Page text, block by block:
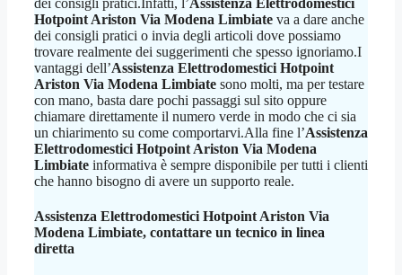
dei consigli pratici.Infatti, l’Assistenza Elettrodomestici
Hotpoint Ariston Via Modena Limbiate va a dare anche
dei consigli pratici o invia degli articoli dove possiamo
trovare realmente dei suggerimenti che spesso ignoriamo.I
vantaggi dell’Assistenza Elettrodomestici Hotpoint
Ariston Via Modena Limbiate sono molti, ma per testare
con mano, basta dare pochi passaggi sul sito oppure
chiamare direttamente il numero verde in modo che ci sia
un chiarimento su come comportarvi.Alla fine l’Assistenza
Elettrodomestici Hotpoint Ariston Via Modena
Limbiate informativa è sempre disponibile per tutti i clienti
che hanno bisogno di avere un supporto reale.
Assistenza Elettrodomestici Hotpoint Ariston Via
Modena Limbiate, contattare un tecnico in linea
diretta